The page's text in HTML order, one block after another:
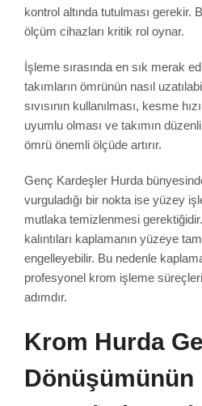
kontrol altında tutulması gerekir.
ölçüm cihazları kritik rol oynar.
İşleme sırasında en sık merak
takımların ömrünün nasıl
sıvısının kullanılması, kesme
uyumlu olması ve takımın
ömrü önemli ölçüde artırır.
Genç Kardeşler Hurda
vurguladığı bir nokta ise yüzey
mutlaka temizlenmesi
kalıntıları kaplamanın yüzeye
engelleyebilir. Bu nedenle
profesyonel krom işleme
adımdır.
Krom Hurda
Dönüşümünün